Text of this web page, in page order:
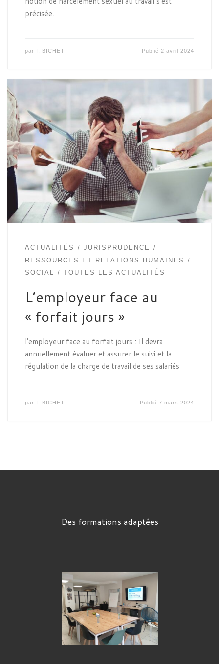
précisée.
par I. BICHET Publié 2 avril 2024
ACTUALITÉS
JURISPRUDENCE
RESSOURCES ET RELATIONS HUMAINES
SOCIAL
TOUTES LES ACTUALITÉS
L’employeur face au
« forfait jours »
l’employeur face au forfait jours : Il devra
annuellement évaluer et assurer le suivi et la
régulation de la charge de travail de ses salariés
par I. BICHET Publié7 mars 2024
Des formations adaptées